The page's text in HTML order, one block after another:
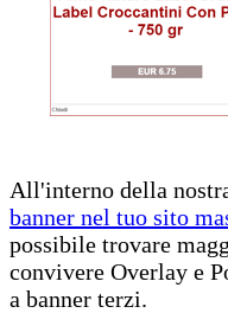
All'interno della
banner nel tuo sito
possibile trovare
convivere Overlay e
a banner terzi.